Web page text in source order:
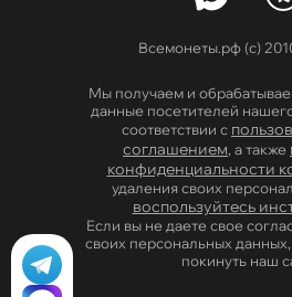
Всемонеты.рф (с)
Мы получаем и
данные посетителей
соответствии с
соглашением, а также
конфиденциальности
удаления своих
воспользуйтесь
Если вы не даете свое
своих персональных
покинуть наш